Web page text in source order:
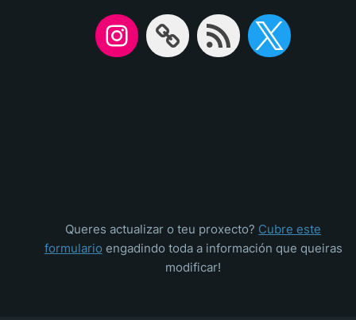
Queres actualizar o teu proxecto? Cubre este
formulario engadindo toda a información que queiras
modificar!